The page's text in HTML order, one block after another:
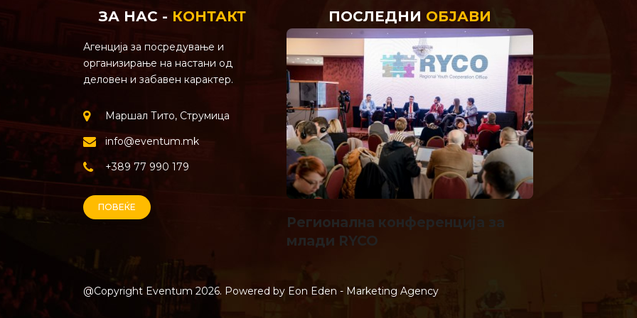
ЗА НАС - КОНТАКТ
Агенција за посредување и
организирање на настани од
деловен и забавен карактер.
Маршал Тито, Струмица
info@eventum.mk
+389 77 990 179
ПОВЕЌЕ
ПОСЛЕДНИ ОБЈАВИ
Регионална конференција за
млади RYCO
@Copyright Eventum2026. Powered by Eon Eden - Marketing Agency